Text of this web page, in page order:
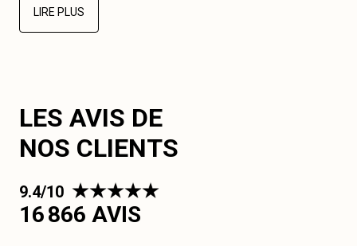
LIRE PLUS
LES AVIS DE
NOS CLIENTS
9.4/10
16 866 AVIS